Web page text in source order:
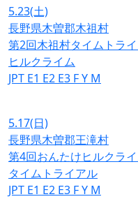
5.23(土)
長野県木曽郡木祖村
第2回木祖村タイムトラ
ヒルクライム
JPT E1 E2 E3 FY M
5.17(日)
長野県木曽郡王滝村
第4回おんたけヒルクラ
タイムトライアル
JPT E1 E2 E3 FY M